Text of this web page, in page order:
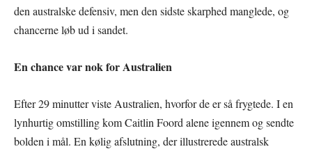
den australske defensiv, men den sidste skarphed manglede, og
chancerne løb ud i sandet.
En chance var nok for Australien
Efter 29 minutter viste Australien, hvorfor de er så frygtede. I en
lynhurtig omstilling kom Caitlin Foord alene igennem og sendte
bolden i mål. En kølig afslutning, der illustrerede australsk